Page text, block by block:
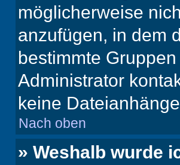
möglicherweise
anzufügen, in dem
bestimmte
Administrator
keine
Nach oben
» Weshalb wurde